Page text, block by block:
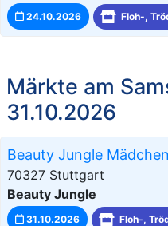
24.10.2026 Floh-,
Märkte am
31.10.2026
Beauty Jungle
70327 Stuttgart
Beauty Jungle
31.10.2026 Floh-,